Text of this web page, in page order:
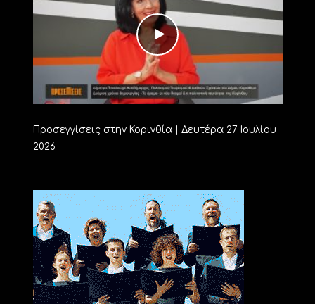
Προσεγγίσεις στην Κορινθία | Δευτέρα 27 Ιουλίου
2026